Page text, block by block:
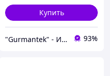
Купить
"Gurmantek" - Интернет-магазин 93%